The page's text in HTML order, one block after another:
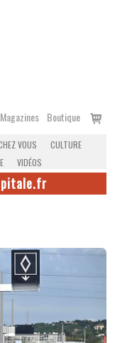
Magazines Boutique
Voir
VOUS
CULTURE
VIDÉOS